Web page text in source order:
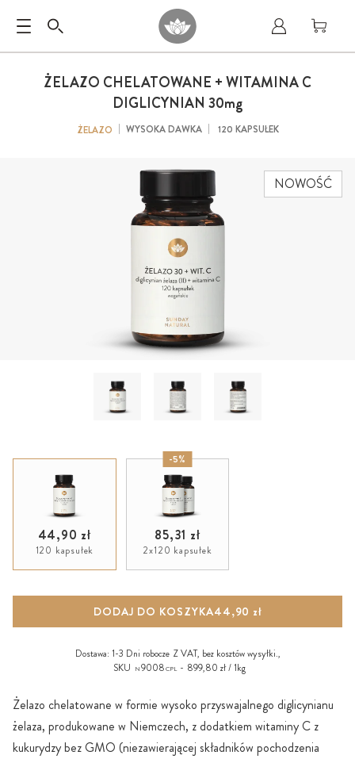
NOWOŚĆ
ŻELAZO CHELATOWANE + WITAMINA C
DIGLICYNIAN 30mg
ŻELAZO WYSOKA DAWKA 120 KAPSUŁEK
Żelazo chelatowane w formie wysoko przyswajalnego diglicynianu
żelaza, produkowane w Niemczech, z dodatkiem witaminy C z
kukurydzy bez GMO (niezawierającej składników pochodzenia
44,90 zł
120 kapsułek
-5%
85,31 zł
2x120 kapsułek
DODAJ DO KOSZYKA44,90 zł
Dostawa: 1-3 Dni robocze Z VAT, bez kosztów wysyłki.,
SKU
N9008CPL 899,80 zł / 1kg